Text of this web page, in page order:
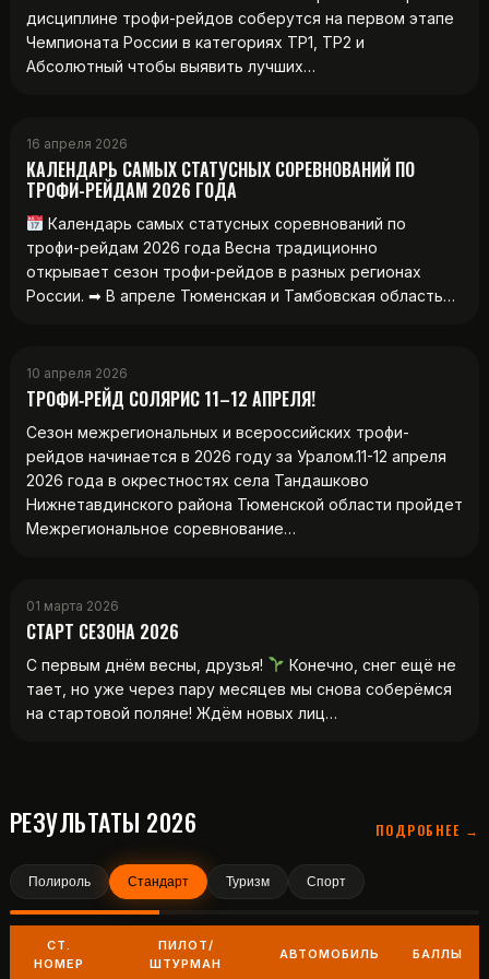
дисциплине трофи-рейдов соберутся на первом этапе
Чемпионата России в категориях ТР1, ТР2 и
Абсолютный чтобы выявить лучших…
16 апреля 2026
КАЛЕНДАРЬ САМЫХ СТАТУСНЫХ СОРЕВНОВАНИЙ ПО
ТРОФИ-РЕЙДАМ 2026 ГОДА
Календарь самых статусных соревнований по
трофи-рейдам 2026 года Весна традиционно
открывает сезон трофи-рейдов в разных регионах
России. ➡ В апреле Тюменская и Тамбовская область…
10 апреля 2026
ТРОФИ‑РЕЙД СОЛЯРИС 11–12 АПРЕЛЯ!
Сезон межрегиональных и всероссийских трофи-
рейдов начинается в 2026 году за Уралом.11-12 апреля
2026 года в окрестностях села Тандашково
Нижнетавдинского района Тюменской области пройдет
Межрегиональное соревнование…
01 марта 2026
СТАРТ СЕЗОНА 2026
С первым днём весны, друзья!
Конечно, снег ещё не
тает, но уже через пару месяцев мы снова соберёмся
на стартовой поляне! Ждём новых лиц…
РЕЗУЛЬТАТЫ 2026 ПОДРОБНЕЕ →
Полироль Стандарт Туризм Спорт
СТ.
НОМЕР
ПИЛОТ/
ШТУРМАН
АВТОМОБИЛЬ БАЛЛЫ